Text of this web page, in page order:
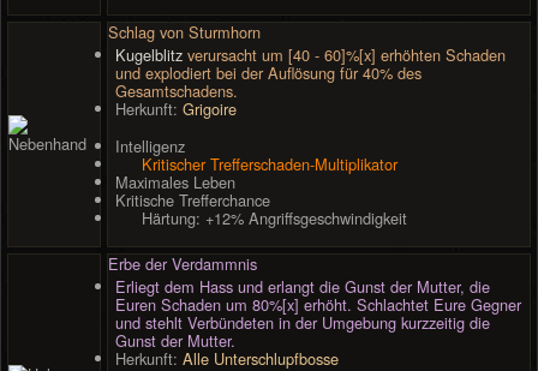
Schlag von Sturmhorn
Kugelblitz verursacht um [40 - 60]%[x] erhöhten Schaden
und explodiert bei der Auflösung für 40% des
Gesamtschadens.
Herkunft:Grigoire
Intelligenz
Kritischer Trefferschaden-Multiplikator
Maximales Leben
Kritische Trefferchance
Härtung: +12% Angriffsgeschwindigkeit
Erbe der Verdammnis
Erliegt dem Hass und erlangt die Gunst der Mutter, die
Euren Schaden um 80%[x] erhöht. Schlachtet Eure Gegner
und stehlt Verbündeten in der Umgebung kurzzeitig die
Gunst der Mutter.
Herkunft:Alle Unterschlupfbosse